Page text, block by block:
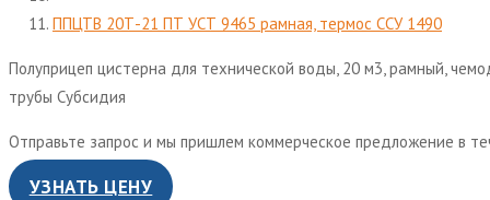
ППЦТВ 20Т-21 ПТ УСТ 9465 рамная, термос ССУ 1490
Полуприцеп цистерна для технической воды, 20 м3, рамный,
трубы Субсидия
Отправьте запрос и мы пришлем коммерческое предложение в
УЗНАТЬ ЦЕНУ